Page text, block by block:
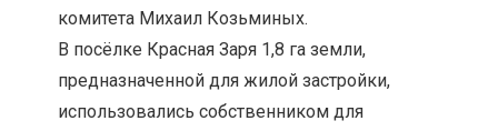
комитета Михаил Козьминых.
В посёлке Красная Заря 1,8 га земли,
предназначенной для жилой застройки,
использовались собственником для